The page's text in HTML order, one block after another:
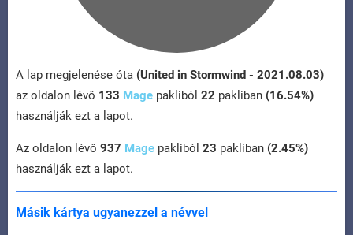
A lap megjelenése óta (United in Stormwind - 2021.08.03)
az oldalon lévő 133 Mage pakliból 22 pakliban (16.54%)
használják ezt a lapot.
Az oldalon lévő 937 Mage pakliból 23 pakliban (2.45%)
használják ezt a lapot.
Másik kártya ugyanezzel a névvel